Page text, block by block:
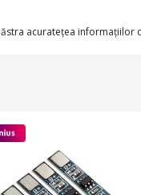
acurateţea